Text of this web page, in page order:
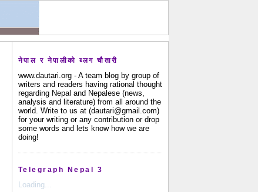
नेपाल र नेपालीको ब्लग चौतारी
www.dautari.org - A team blog by group of
writers and readers having rational thought
regarding Nepal and Nepalese (news,
analysis and literature) from all around the
world. Write to us at (dautari@gmail.com)
for your writing or any contribution or drop
some words and lets know how we are
doing!
Telegraph Nepal 3
Loading...